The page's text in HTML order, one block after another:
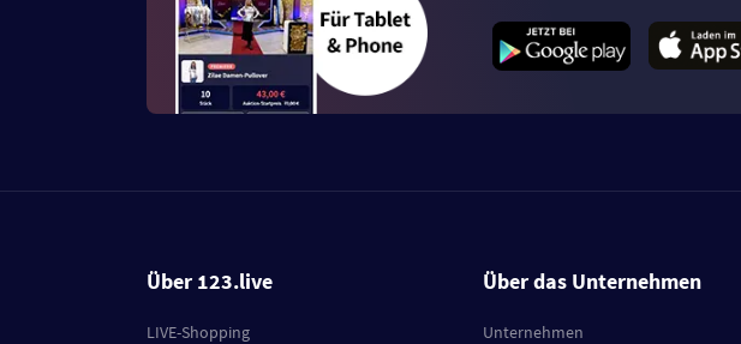
Über 123.live
LIVE-Shopping
Über das Unternehmen
Unternehmen